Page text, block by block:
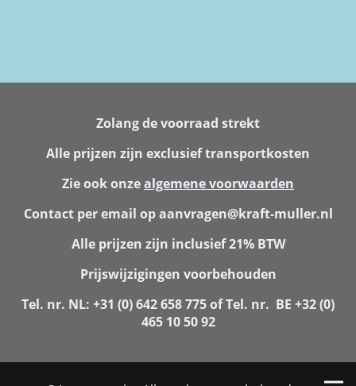
Zolang de voorraad strekt
Alle prijzen zijn exclusief transportkosten
Zie ook onzealgemene voorwaarden
Contact per email op aanvragen@kraft-muller.nl
Alle prijzen zijn inclusief 21% BTW
Prijswijzigingen voorbehouden
Tel. nr. NL: +31 (0) 642 658 775 of Tel. nr. BE +32 (0)
465 10 50 92